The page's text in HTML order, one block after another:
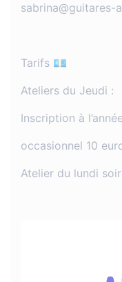
sabrina@guitares-
Tarifs 💶
Ateliers du Jeudi :
Inscription à
occasionnel 10
Atelier du lundi